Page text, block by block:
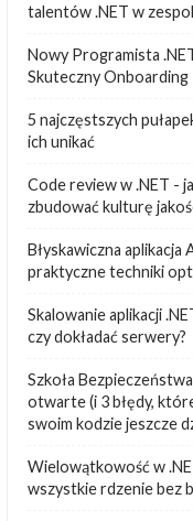
talentów .NET w
Nowy Programista
Skuteczny
5 najczęstszych
ich unikać
Code review w .NET -
zbudować kulturę
Błyskawiczna aplikacja
praktyczne techniki
Skalowanie aplikacji
czy dokładać serwery?
Szkoła
otwarte (i 3 błędy,
swoim kodzie jeszcze
Wielowątkowość w
wszystkie rdzenie bez